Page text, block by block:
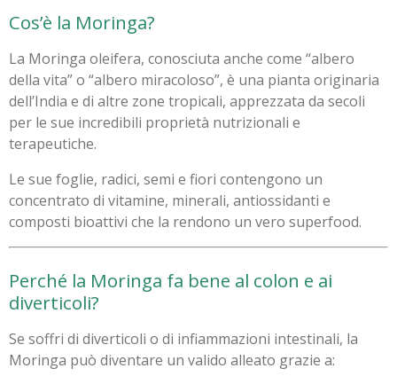
Cos’è la Moringa?
La Moringa oleifera, conosciuta anche come “albero
della vita” o “albero miracoloso”, è una pianta originaria
dell’India e di altre zone tropicali, apprezzata da secoli
per le sue incredibili proprietà nutrizionali e
terapeutiche.
Le sue foglie, radici, semi e fiori contengono un
concentrato di vitamine, minerali, antiossidanti e
composti bioattivi che la rendono un vero superfood.
Perché la Moringa fa bene al colon e ai
diverticoli?
Se soffri di diverticoli o di infiammazioni intestinali, la
Moringa può diventare un valido alleato grazie a: